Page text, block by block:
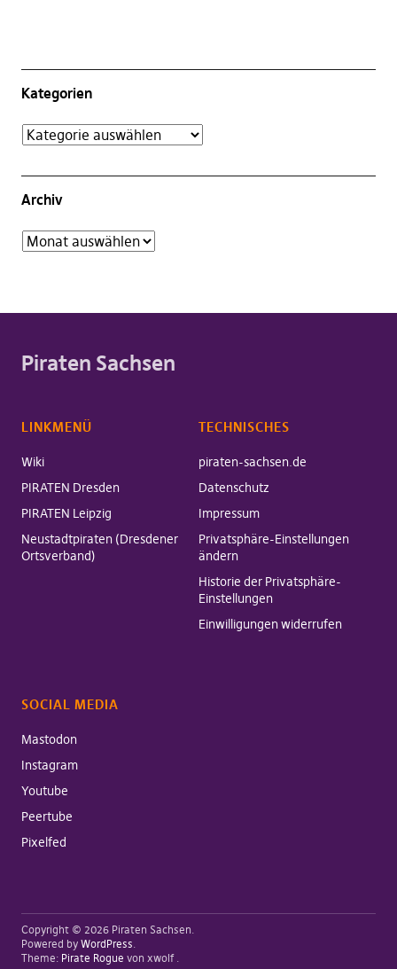
Kategorien
Archiv
Piraten Sachsen
LINKMENÜ
Wiki
PIRATEN Dresden
PIRATEN Leipzig
Neustadtpiraten (Dresdener
Ortsverband)
TECHNISCHES
piraten-sachsen.de
Datenschutz
Impressum
Privatsphäre-Einstellungen
ändern
Historie der Privatsphäre-
Einstellungen
Einwilligungen widerrufen
SOCIAL MEDIA
Mastodon
Instagram
Youtube
Peertube
Pixelfed
Copyright © 2026 Piraten Sachsen
Powered by WordPress
Theme: Pirate Rogue von xwolf